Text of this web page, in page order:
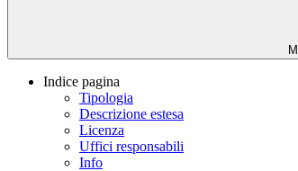
Indice pagina
Tipologia
Descrizione estesa
Licenza
Uffici responsabili
Info